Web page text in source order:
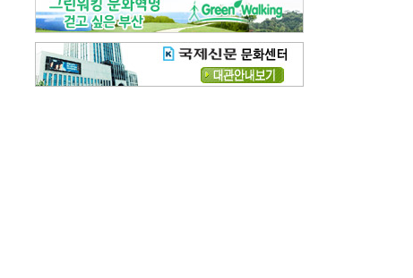
오늘의 운세- 2026년 8월 6일 (음 6월 24일)
오늘의 운세- 2026년 8월 5일 (음 6월 23일)
조해훈의 고전 속 이 문장 [전체보기]
입추 지났는데도 덥다며 신유안에게 보낸 박규수의 편지